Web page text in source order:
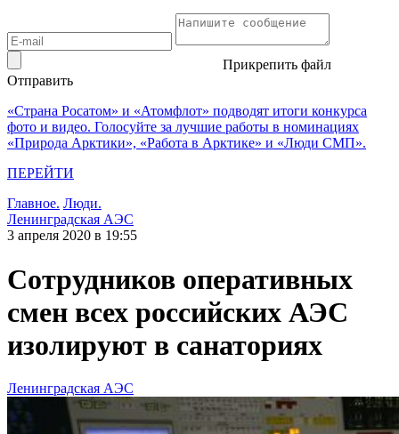
Прикрепить файл
Отправить
«Страна Росатом» и «Атомфлот» подводят итоги конкурса
фото и видео. Голосуйте за лучшие работы в номинациях
«Природа Арктики», «Работа в Арктике» и «Люди СМП».
ПЕРЕЙТИ
Главное. Люди.
Ленинградская АЭС
3 апреля 2020 в 19:55
Сотрудников оперативных
смен всех российских АЭС
изолируют в санаториях
Ленинградская АЭС